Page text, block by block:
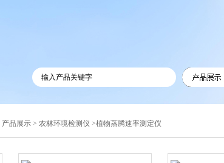
产品展示 > 农林环境检测仪 >植物蒸腾速率测定仪